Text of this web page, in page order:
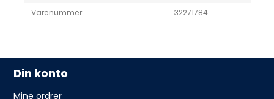
Varenummer
32271784
Din konto
Mine ordrer